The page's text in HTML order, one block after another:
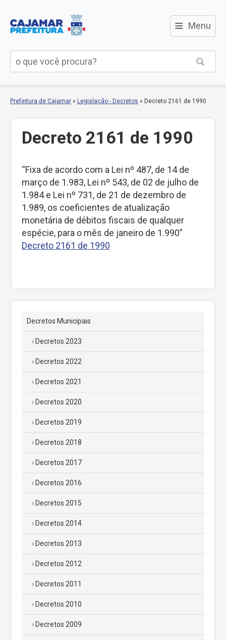
≡ Menu
Prefeitura de Cajamar » Legislação - Decretos » Decreto 2161 de 1990
Decreto 2161 de 1990
“Fixa de acordo com a Lei nº 487, de 14 de
março de 1.983, Lei nº 543, de 02 de julho de
1.984 e Lei nº 731, de 21 de dezembro de
1.989, os coeficientes de atualização
monetária de débitos fiscais de qualquer
espécie, para o mês de janeiro de 1.990”
Decreto 2161 de 1990
Decretos Municipais
Decretos 2023
Decretos 2022
Decretos 2021
Decretos 2020
Decretos 2019
Decretos 2018
Decretos 2017
Decretos 2016
Decretos 2015
Decretos 2014
Decretos 2013
Decretos 2012
Decretos 2011
Decretos 2010
Decretos 2009